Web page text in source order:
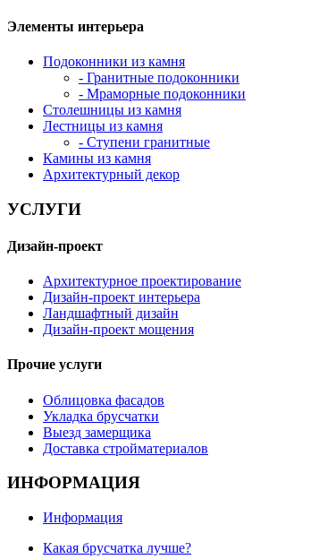
Элементы интерьера
Подоконники из камня
- Гранитные подоконники
- Мраморные подоконники
Столешницы из камня
Лестницы из камня
- Ступени гранитные
Камины из камня
Архитектурный декор
УСЛУГИ
Дизайн-проект
Архитектурное проектирование
Дизайн-проект интерьера
Ландшафтный дизайн
Дизайн-проект мощения
Прочие услуги
Облицовка фасадов
Укладка брусчатки
Выезд замерщика
Доставка стройматериалов
ИНФОРМАЦИЯ
Информация
Какая брусчатка лучше?